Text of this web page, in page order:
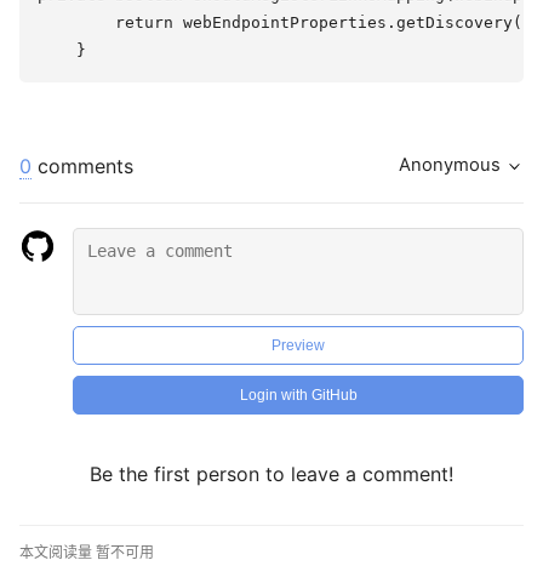
return
0 comments Anonymous
Preview
Login with GitHub
Be the first person to leave a comment!
本文阅读量 暂不可用